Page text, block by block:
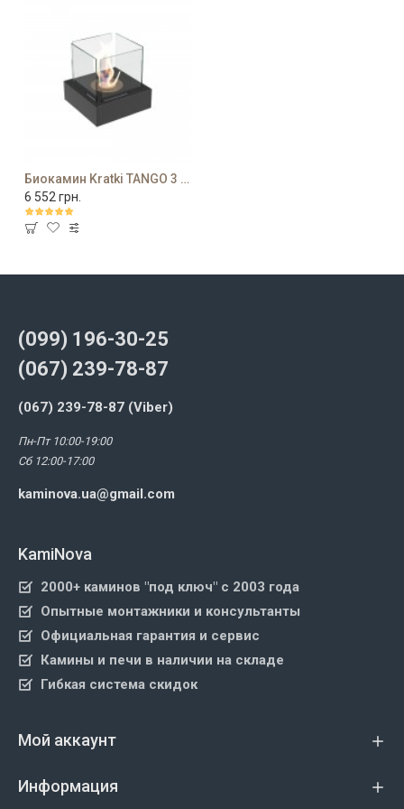
Биокамин Kratki TANGO 3 черный
6 552 грн.
(099) 196-30-25
(067) 239-78-87
(067) 239-78-87 (Viber)
Пн-Пт 10:00-19:00
Сб 12:00-17:00
kaminova.ua@gmail.com
KamiNova
2000+ каминов "под ключ" с 2003 года
Опытные монтажники и консультанты
Официальная гарантия и сервис
Камины и печи в наличии на складе
Гибкая система скидок
Мой аккаунт
Информация